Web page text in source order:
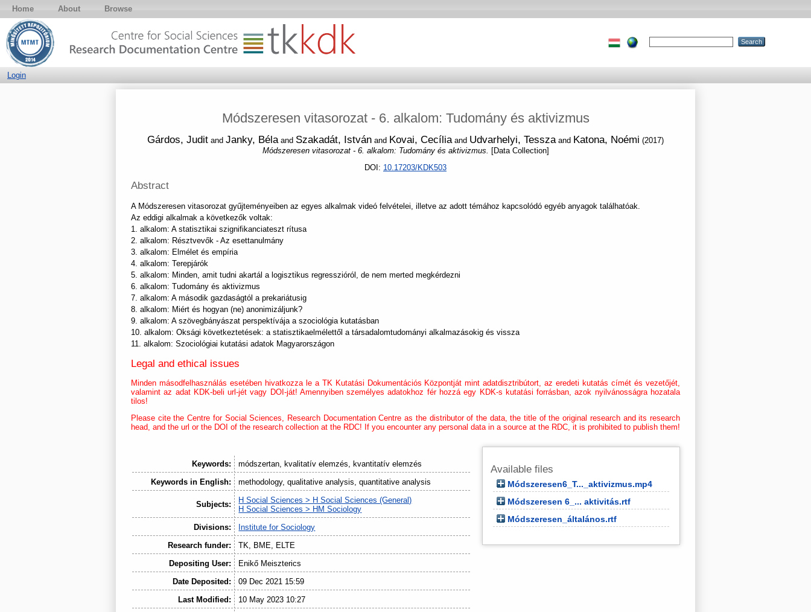
Home About Browse
Login
Módszeresen vitasorozat - 6. alkalom: Tudomány és aktivizmus
Gárdos, Judit and Janky, Béla and Szakadát, István and Kovai, Cecília and Udvarhelyi, Tessza and Katona, Noémi (2017)
Módszeresen vitasorozat - 6. alkalom: Tudomány és aktivizmus.
[Data Collection]
DOI: 10.17203/KDK503
Abstract
A Módszeresen vitasorozat gyűjteményeiben az egyes alkalmak videó felvételei, illetve az adott témához kapcsolódó egyéb anyagok találhatóak.
Az eddigi alkalmak a következők voltak:
1. alkalom: A statisztikai szignifikanciateszt rítusa
2. alkalom: Résztvevők - Az esettanulmány
3. alkalom: Elmélet és empíria
4. alkalom: Terepjárók
5. alkalom: Minden, amit tudni akartál a logisztikus regresszióról, de nem merted megkérdezni
6. alkalom: Tudomány és aktivizmus
7. alkalom: A második gazdaságtól a prekariátusig
8. alkalom: Miért és hogyan (ne) anonimizáljunk?
9. alkalom: A szövegbányászat perspektívája a szociológia kutatásban
10. alkalom: Oksági következtetések: a statisztikaelmélettől a társadalomtudományi alkalmazásokig és vissza
11. alkalom: Szociológiai kutatási adatok Magyarországon
Legal and ethical issues
Minden másodfelhasználás esetében hivatkozza le a TK Kutatási Dokumentációs Központját mint adatdisztribútort, az eredeti kutatás címét és vezetőjét,
valamint az adat KDK-beli url-jét vagy DOI-ját! Amennyiben személyes adatokhoz fér hozzá egy KDK-s kutatási forrásban, azok nyilvánosságra hozatala
tilos!
Please cite the Centre for Social Sciences, Research Documentation Centre as the distributor of the data, the title of the original research and its research
head, and the url or the DOI of the research collection at the RDC! If you encounter any personal data in a source at the RDC, it is prohibited to publish them!
Keywords:
módszertan, kvalitatív elemzés, kvantitatív elemzés
Keywords in English:
methodology, qualitative analysis, quantitative analysis
Subjects:
H Social Sciences > H Social Sciences (General)
H Social Sciences > HM Sociology
Divisions:
Institute for Sociology
Research funder:
TK, BME, ELTE
Depositing User:
Enikő Meiszterics
Date Deposited:
09 Dec 2021 15:59
Last Modified:
10 May 2023 10:27
Available files
Módszeresen6_T..._aktivizmus.mp4
Módszeresen 6_... aktivitás.rtf
Módszeresen_általános.rtf